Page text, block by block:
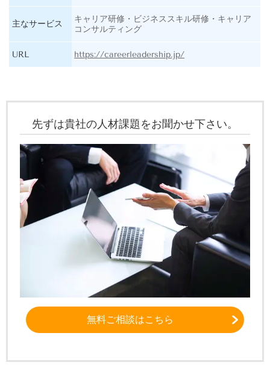
主なサービス
キャリア研修・ビジネススキル研修・キャリア
コンサルティング
URL https://careerleadership.jp/
先ずは貴社の人材課題をお聞かせ下さい。
無料ご相談はこちら